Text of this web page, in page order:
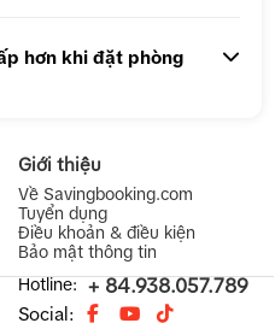
hơn khi đặt phòng
Giới thiệu
Về Savingbooking.com
Tuyển dụng
Điều khoản & điều kiện
Bảo mật thông tin
Hotline: + 84.938.057.789
Social: